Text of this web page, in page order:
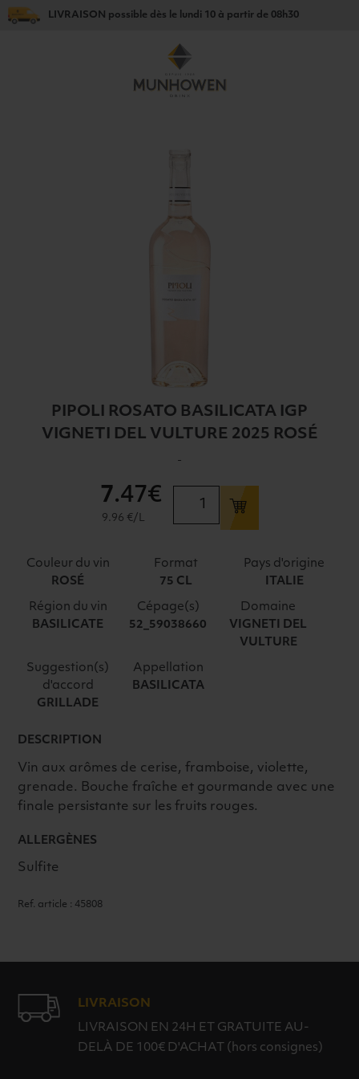
LIVRAISON possible dès le lundi 10 à partir de 08h30
PIPOLI ROSATO BASILICATA IGP
VIGNETI DEL VULTURE 2025 ROSÉ
-
VIGNETI
DEL
2025
ROSÉ
7.47€
9.96 €/L
Couleur du vin
ROSÉ
Format
75 CL
Pays d'origine
ITALIE
Région du vin
BASILICATE
Cépage(s)
52_59038660
Domaine
VIGNETI DEL
VULTURE
Suggestion(s)
d'accord
GRILLADE
Appellation
BASILICATA
DESCRIPTION
Vin aux arômes de cerise, framboise, violette,
grenade. Bouche fraîche et gourmande avec une
finale persistante sur les fruits rouges.
ALLERGÈNES
Sulfite
Ref. article : 45808
LIVRAISON
LIVRAISON EN 24H ET GRATUITE AU-
DELÀ DE 100€ D'ACHAT (hors consignes)